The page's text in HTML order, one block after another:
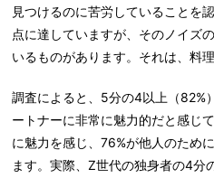
見つけるのに苦労していることを
点に達していますが、そのノイズ
いるものがあります。それは、料
調査によると、5分の4以上（82%
ートナーに非常に魅力的だと感じ
に魅力を感じ、76%が他人のため
ます。実際、Z世代の独身者の4分